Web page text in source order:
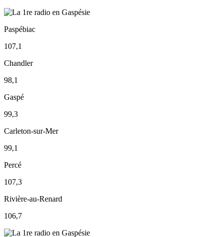
Paspébiac
107,1
Chandler
98,1
Gaspé
99,3
Carleton-sur-Mer
99,1
Percé
107,3
Rivière-au-Renard
106,7